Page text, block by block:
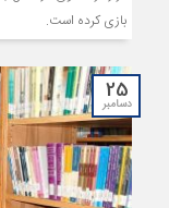
بازی کرده است.
25
دسامبر